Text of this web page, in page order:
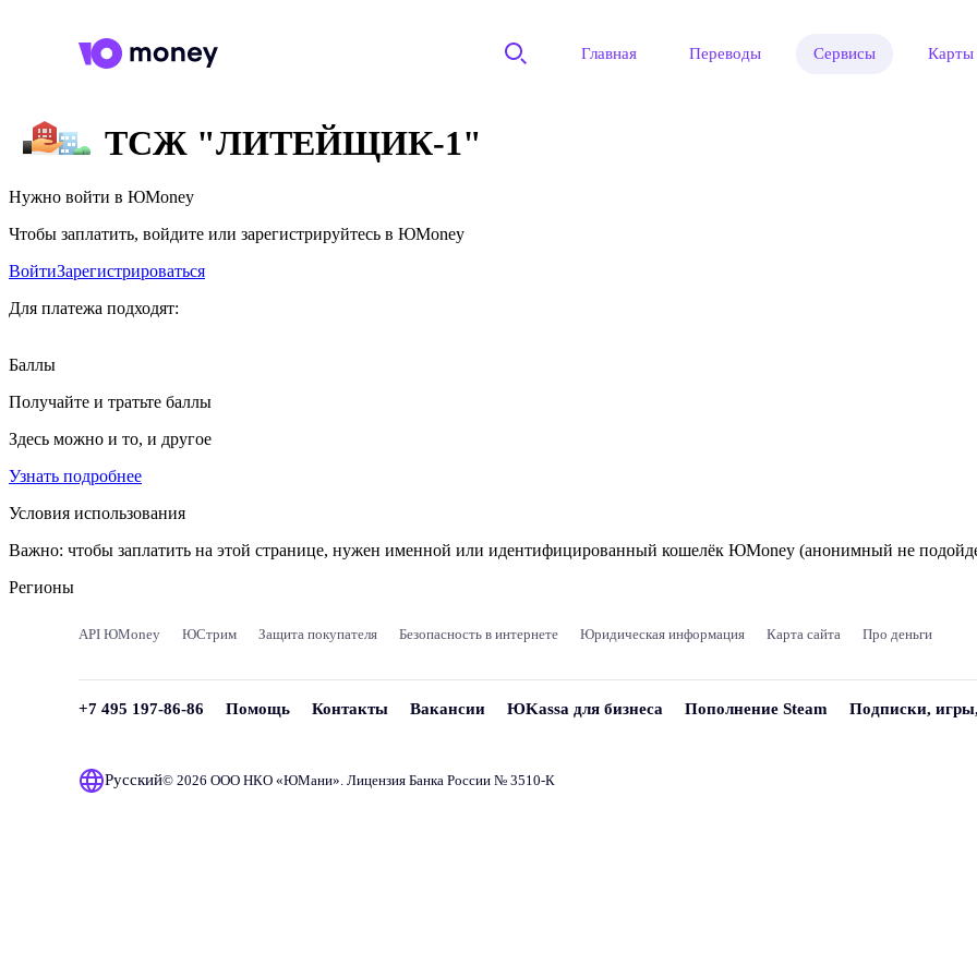
Главная Переводы Сервисы Карты
ТСЖ "ЛИТЕЙЩИК-1"
Нужно войти в ЮMoney
Чтобы заплатить, войдите или зарегистрируйтесь в ЮMoney
ВойтиЗарегистрироваться
Для платежа подходят:
Баллы
Получайте и тратьте баллы
Здесь можно и то, и другое
Узнать подробнее
Условия использования
Важно: чтобы заплатить на этой странице, нужен именной или идентифицированный кошелёк ЮMoney (анонимный не
Регионы
API ЮMoney ЮСтрим Защита покупателя Безопасность в интернете Юридическая информация Карта сайта Про деньги
+7 495 197-86-86 Помощь Контакты Вакансии ЮKassa для бизнеса Пополнение Steam Подписки,
Русский© 2026 ООО НКО «ЮМани». Лицензия Банка России № 3510‑К